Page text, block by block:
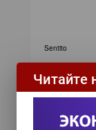
Sentito
Siemens
Читайте